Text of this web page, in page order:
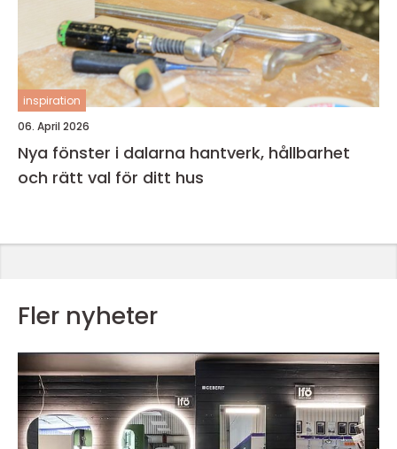
inspiration
06. April 2026
Nya fönster i dalarna hantverk, hållbarhet
och rätt val för ditt hus
Fler nyheter